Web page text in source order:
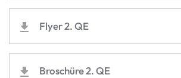
Flyer 2. QE
Broschüre 2. QE